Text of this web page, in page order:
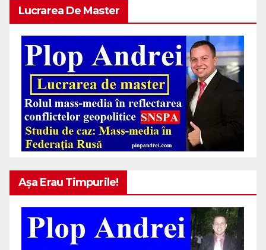
Lucrarea De Master
Așa Erau Timpurile!